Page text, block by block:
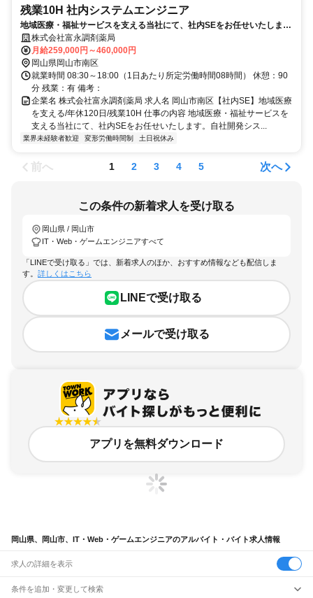
残業10H 社内システムエンジニア
地域医療・福祉サービスを支える当社にて、社内SEをお任せいたしま
す。自社開発システムの運用やネットワーク管理、RPAを活用した業務
効率化を通じ、安定した医療提供体制をIT側面から支える役割です。
株式会社富永調剤薬局
月給259,000円～460,000円
岡山県岡山市南区
就業時間 08:30～18:00（1日あたり所定労働時間08時間） 休憩：90
分 残業：有 備考：
企業名 株式会社富永調剤薬局 求人名 岡山市南区【社内SE】地域医療
を支える/年休120日/残業10H 仕事の内容 地域医療・福祉サービスを
支える当社にて、社内SEをお任せいたします。自社開発シス...
業界未経験者歓迎 変形労働時間制 土日祝休み
前へ 1 2 3 4 5 次へ
この条件の新着求人を受け取る
岡山県 / 岡山市
IT・Web・ゲームエンジニアすべて
「LINEで受け取る」では、新着求人のほか、おすすめ情報なども配信しま
す。 詳しくはこちら
LINEで受け取る
メールで受け取る
アプリを無料ダウンロード
岡山県、岡山市、IT・Web・ゲームエンジニアのアルバイト・バイト求人情報
求人の詳細を表示
条件を追加・変更して検索